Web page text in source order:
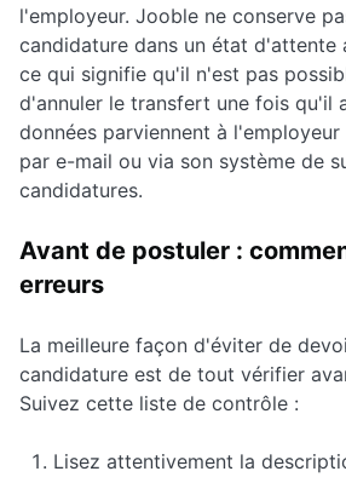
l'employeur. Jooble ne conserve
candidature dans un état d'attente
ce qui signifie qu'il n'est pas
d'annuler le transfert une fois qu'il
données parviennent à
par e-mail ou via son système de
candidatures.
Avant de postuler :
erreurs
La meilleure façon d'éviter de
candidature est de tout vérifier
Suivez cette liste de contrôle :
Lisez attentivement la